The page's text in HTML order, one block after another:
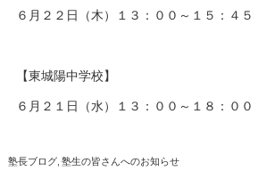
６月２２日（木）１３：００～１５：４５
【東城陽中学校】
６月２１日（水）１３：００～１８：００
塾長ブログ 塾生の皆さんへのお知らせ